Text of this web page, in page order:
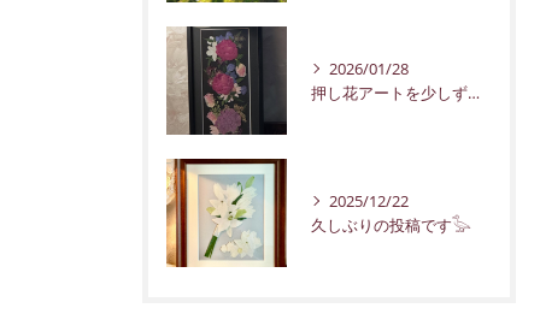
2026/01/28
押し花アートを少しずつ紹介していきます。
2025/12/22
久しぶりの投稿です𓅭